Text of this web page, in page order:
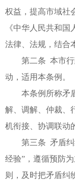
权益，提高市域社
《中华人民共和
法律、法规，结合
第二条 本市
动，适用本条例。
本条例所称矛
解、调解、仲裁、
机衔接、协调联动
第三条 矛盾
经验”，遵循预防
则，及时把矛盾纠